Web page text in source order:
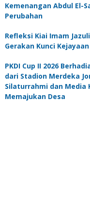
Kemenangan Abdul El-
Perubahan
Refleksi Kiai Imam
Gerakan Kunci
PKDI Cup II 2026
dari Stadion Merdeka
Silaturrahmi dan Media
Memajukan Desa